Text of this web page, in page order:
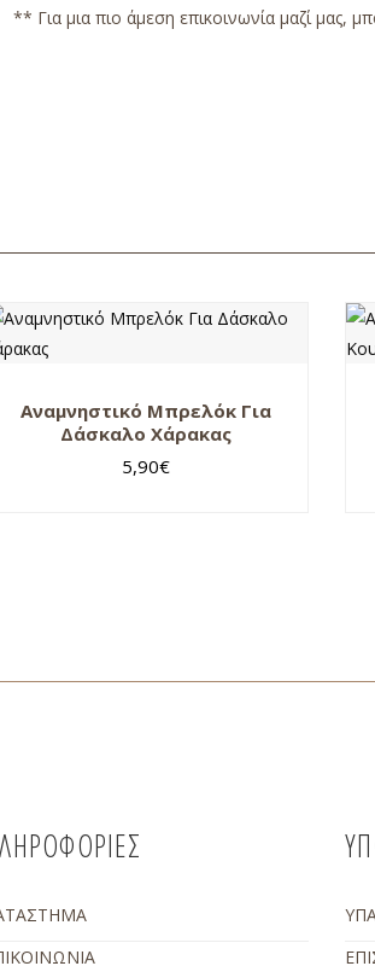
** Για μια πιο άμεση επικοινωνία μαζί μας,
Αναμνηστικό Μπρελόκ Για
Δάσκαλο Χάρακας
5,90€